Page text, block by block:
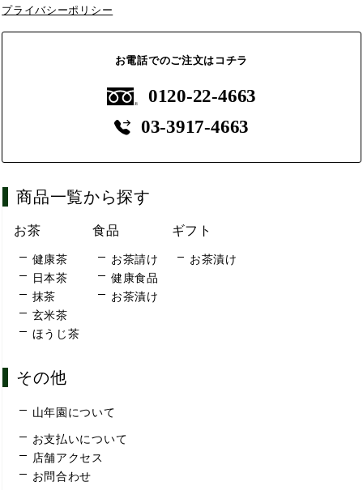
プライバシーポリシー
お電話でのご注文はコチラ
0120-22-4663
03-3917-4663
商品一覧から探す
お茶
健康茶
日本茶
抹茶
玄米茶
ほうじ茶
食品
お茶請け
健康食品
お茶漬け
ギフト
お茶漬け
その他
山年園について
お支払いについて
店舗アクセス
お問合わせ